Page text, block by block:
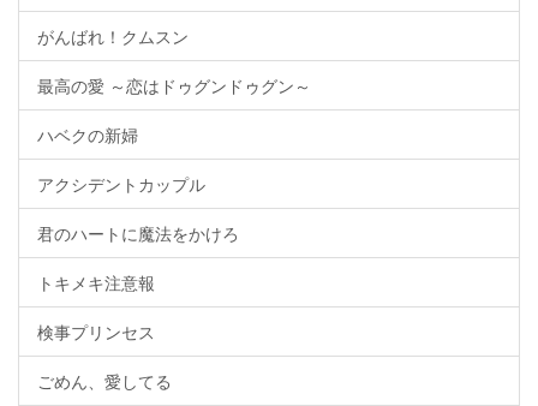
がんばれ！クムスン
最高の愛 ～恋はドゥグンドゥグン～
ハベクの新婦
アクシデントカップル
君のハートに魔法をかけろ
トキメキ注意報
検事プリンセス
ごめん、愛してる